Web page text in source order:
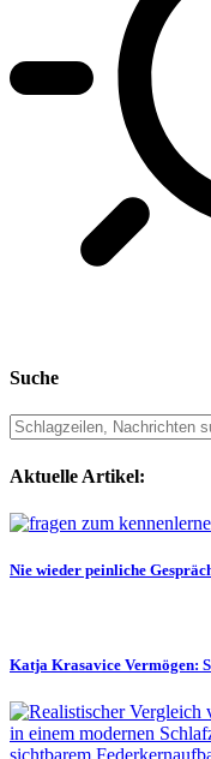
Suche
Aktuelle Artikel:
Nie wieder peinliche
Katja Krasavice Vermögen: